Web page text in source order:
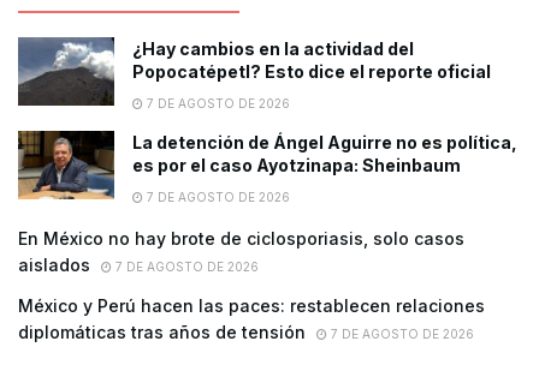
¿Hay cambios en la actividad del
Popocatépetl? Esto dice el reporte oficial
7 DE AGOSTO DE 2026
La detención de Ángel Aguirre no es política,
es por el caso Ayotzinapa: Sheinbaum
7 DE AGOSTO DE 2026
En México no hay brote de ciclosporiasis, solo casos
aislados
7 DE AGOSTO DE 2026
México y Perú hacen las paces: restablecen relaciones
diplomáticas tras años de tensión
7 DE AGOSTO DE 2026